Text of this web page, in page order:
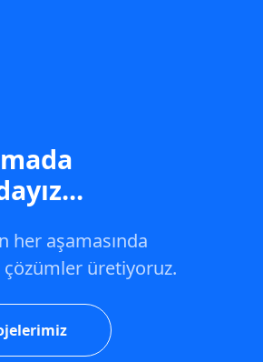
her aşamasında
üretiyoruz.